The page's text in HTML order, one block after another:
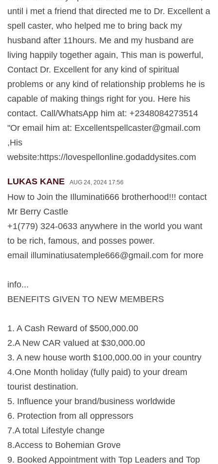
until i met a friend that directed me to Dr. Excellent a
spell caster, who helped me to bring back my
husband after 11hours. Me and my husband are
living happily together again, This man is powerful,
Contact Dr. Excellent for any kind of spiritual
problems or any kind of relationship problems he is
capable of making things right for you. Here his
contact. Call/WhatsApp him at: +2348084273514
"Or email him at: Excellentspellcaster@gmail.com
,His
website:https://lovespellonline.godaddysites.com
LUKAS KANE AUG 24, 2024 17:56
How to Join the Illuminati666 brotherhood!!! contact
Mr Berry Castle
+1(779) 324-0633 anywhere in the world you want
to be rich, famous, and posses power.
email illuminatiusatemple666@gmail.com for more
info...
BENEFITS GIVEN TO NEW MEMBERS
1. A Cash Reward of $500,000.00
2.A New CAR valued at $30,000.00
3. A new house worth $100,000.00 in your country
4.One Month holiday (fully paid) to your dream
tourist destination.
5. Influence your brand/business worldwide
6. Protection from all oppressors
7.A total Lifestyle change
8.Access to Bohemian Grove
9. Booked Appointment with Top Leaders and Top